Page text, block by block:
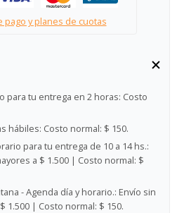
pago y planes de cuotas
para tu entrega en 2 horas: Costo
hábiles: Costo normal: $ 150.
para tu entrega de 10 a 14 hs.:
a $ 1.500 | Costo normal: $
- Agenda día y horario.: Envío sin
1.500 | Costo normal: $ 150.